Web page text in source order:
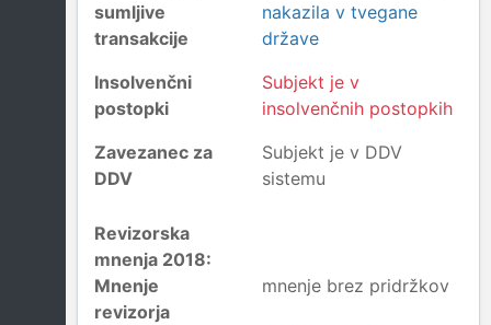
sumljive
transakcije
nakazila v tvegane
države
Insolvenčni
postopki
Subjekt je v
insolvenčnih postopkih
Zavezanec za
DDV
Subjekt je v DDV
sistemu
Revizorska
mnenja 2018:
Mnenje
revizorja
mnenje brez pridržkov